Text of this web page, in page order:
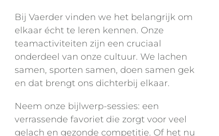
Bij Vaerder vinden we het belangrijk om
elkaar écht te leren kennen. Onze
teamactiviteiten zijn een cruciaal
onderdeel van onze cultuur. We lachen
samen, sporten samen, doen samen gek
en dat brengt ons dichterbij elkaar.
Neem onze bijlwerp-sessies: een
verrassende favoriet die zorgt voor veel
gelach en gezonde competitie. Of het nu